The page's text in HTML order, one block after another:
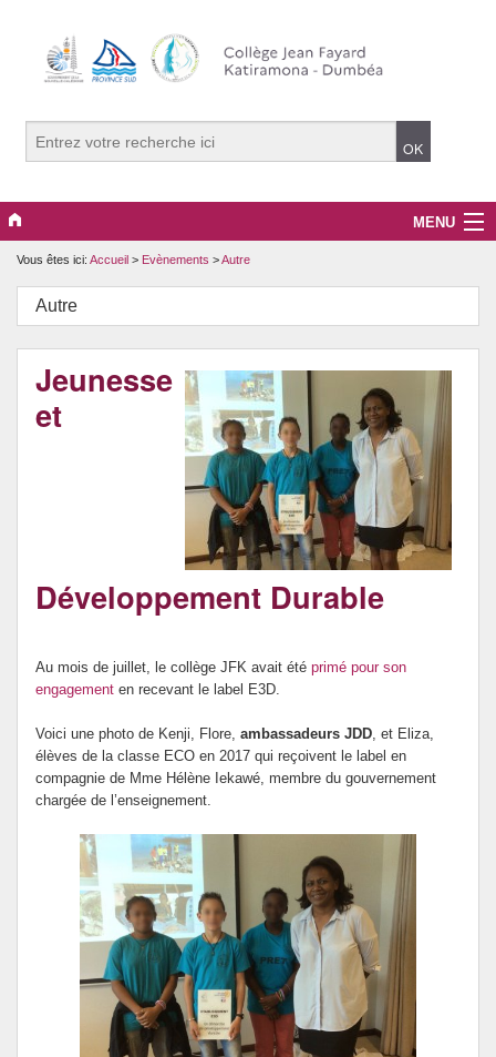
MENU
Le Collège
Evènements
Informations Générales
Média JFK
Association des Parents d’élèves
Vous êtes ici: Accueil > Evènements >Autre
Autre
Jeunesse
et
Développement Durable
Au mois de juillet, le collège JFK avait été primé pour son
engagement en recevant le label E3D.
Voici une photo de Kenji, Flore, ambassadeurs JDD , et Eliza,
élèves de la classe ECO en 2017 qui reçoivent le label en
compagnie de Mme Hélène Iekawé, membre du gouvernement
chargée de l’enseignement.